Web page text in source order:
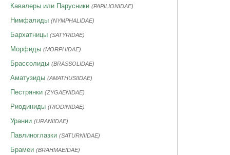
Кавалеры или Парусники (PAPILIONIDAE)
Нимфалиды (NYMPHALIDAE)
Бархатницы (SATYRIDAE)
Морфиды (MORPHIDAE)
Брассолиды (BRASSOLIDAE)
Аматузиды (AMATHUSIIDAE)
Пестрянки (ZYGAENIDAE)
Риодиниды (RIODINIDAE)
Урании (URANIIDAE)
Павлиноглазки (SATURNIIDAE)
Брамеи (BRAHMAEIDAE)